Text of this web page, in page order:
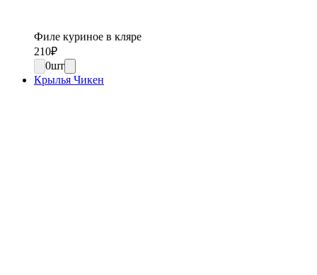
Филе куриное в кляре
210₽
0шт
Крылья Чикен